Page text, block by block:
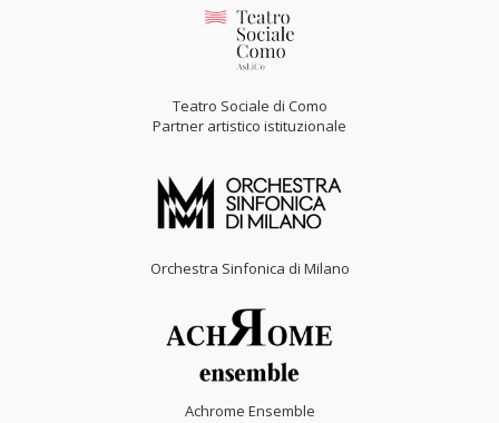
Teatro Sociale di Como
Partner artistico istituzionale
Orchestra Sinfonica di Milano
Achrome Ensemble